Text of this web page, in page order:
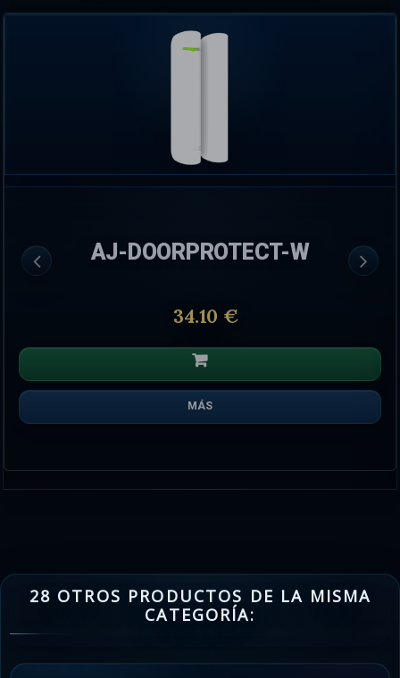
AJ-DOORPROTECT-W
34.10 €
MÁS
28 OTROS PRODUCTOS DE LA MISMA
CATEGORÍA: